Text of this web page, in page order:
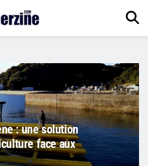
: une solution
face aux